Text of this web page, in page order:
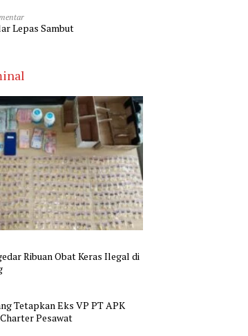
Lepas Sambut
Ribuan Obat Keras Ilegal di
Tetapkan Eks VP PT APK
Pesawat